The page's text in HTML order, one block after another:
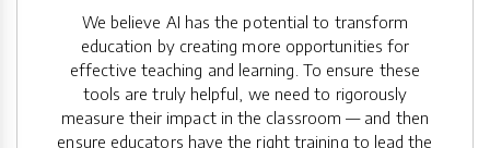
We believe AI has the potential to transform
education by creating more opportunities for
effective teaching and learning. To ensure these
tools are truly helpful, we need to rigorously
measure their impact in the classroom — and then
ensure educators have the right training to lead the